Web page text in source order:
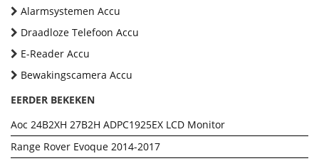
Alarmsystemen Accu
Draadloze Telefoon Accu
E-Reader Accu
Bewakingscamera Accu
EERDER BEKEKEN
Aoc 24B2XH 27B2H ADPC1925EX LCD Monitor
Range Rover Evoque 2014-2017